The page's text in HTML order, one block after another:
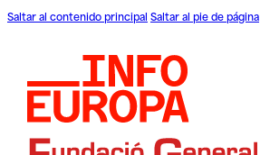
Saltar al contenido principal Saltar al pie de página